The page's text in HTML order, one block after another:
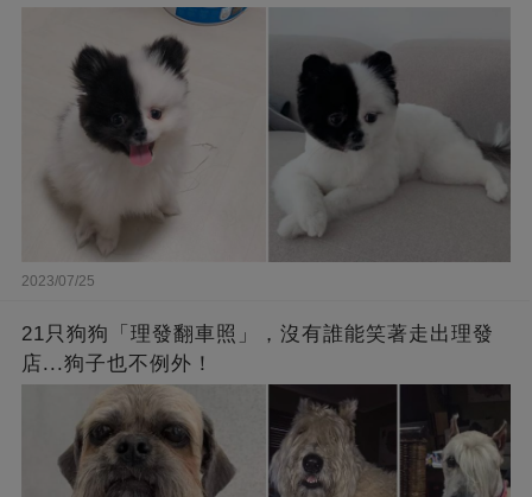
2023/07/25
21只狗狗「理發翻車照」，沒有誰能笑著走出理發
店...狗子也不例外！